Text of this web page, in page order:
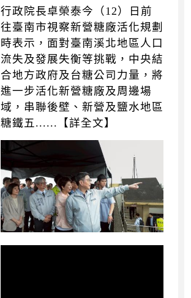
行政院長卓榮泰今（12）日前
往臺南市視察新營糖廠活化規劃
時表示，面對臺南溪北地區人口
流失及發展失衡等挑戰，中央結
合地方政府及台糖公司力量，將
進一步活化新營糖廠及周邊場
域，串聯後壁、新營及鹽水地區
糖鐵五......【詳全文】